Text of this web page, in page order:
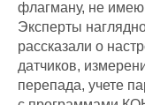
флагману, не
Эксперты
рассказали о
датчиков,
перепада, учете